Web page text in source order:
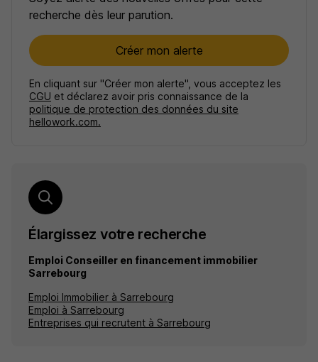
recherche dès leur parution.
Créer mon alerte
En cliquant sur "Créer mon alerte", vous acceptez les
CGU et déclarez avoir pris connaissance de la
politique de protection des données du site
hellowork.com.
Élargissez votre recherche
Emploi Conseiller en financement immobilier
Sarrebourg
Emploi Immobilier à Sarrebourg
Emploi à Sarrebourg
Entreprises qui recrutent à Sarrebourg